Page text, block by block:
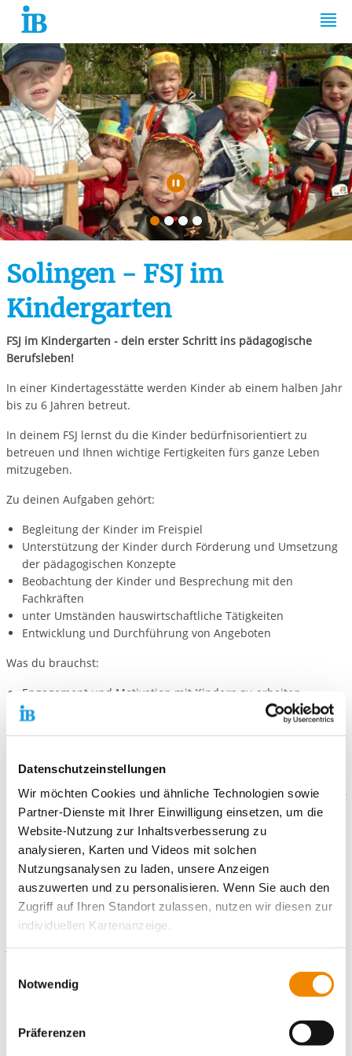
Datenschutzeinstellungen
Wir möchten Cookies und ähnliche Technologien sowie
Partner-Dienste mit Ihrer Einwilligung einsetzen, um die
Website-Nutzung zur Inhaltsverbesserung zu
analysieren, Karten und Videos mit solchen
Nutzungsanalysen zu laden, unsere Anzeigen
auszuwerten und zu personalisieren. Wenn Sie auch den
Zugriff auf Ihren Standort zulassen, nutzen wir diesen zur
individuellen Kartenanzeige.
unsere Partner Daten wie Ihre IP-Adresse und
verarbeiten diese zusammen mit Daten von anderen
Websites. Die Partner erkennen mitunter auch, wenn Sie
zum Website-Besuch verschiedene Geräte verwenden,
Notwendig
Präferenzen
Springe zum Inhalt
Automatische
Solingen - FSJ im
Kindergarten
FSJ im Kindergarten - dein erster Schritt ins pädagogische
Berufsleben!
In einer Kindertagesstätte werden Kinder ab einem halben Jahr
bis zu 6 Jahren betreut.
In deinem FSJ lernst du die Kinder bedürfnisorientiert zu
betreuen und Ihnen wichtige Fertigkeiten fürs ganze Leben
mitzugeben.
Zu deinen Aufgaben gehört:
Begleitung der Kinder im Freispiel
Unterstützung der Kinder durch Förderung und Umsetzung
der pädagogischen Konzepte
Beobachtung der Kinder und Besprechung mit den
Fachkräften
unter Umständen hauswirtschaftliche Tätigkeiten
Entwicklung und Durchführung von Angeboten
Was du brauchst:
Engagement und Motivation mit Kindern zu arbeiten
Interesse an der Zielgruppe
Teamfähigkeit
Bewirb dich direkt online über dasOnline-Bewerbungsformular
,
per E-Mail oder auch telefonisch!
Kontaktiere uns!
E-Mail schreiben
Standort
Freiwilligendienste Wuppertal-Solingen Internationaler Bund IB
West gGmbH